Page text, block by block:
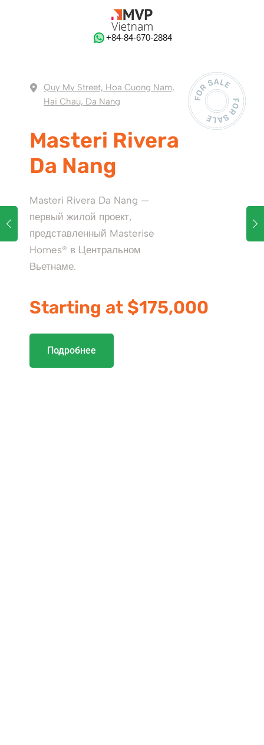
‭+84-84-670-2884‬
Quy My Street, Hoa Cuong Nam,
Hai Chau, Da Nang
Masteri Rivera
Da Nang
Masteri Rivera Da Nang —
первый жилой проект,
представленный Masterise
Homes® в Центральном
Вьетнаме.
Starting at $175,000
Подробнее